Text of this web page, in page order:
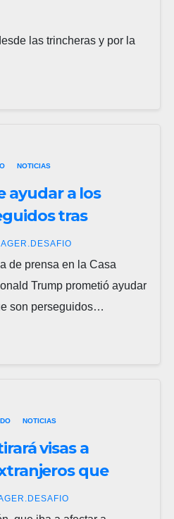
las trincheras y por la
NOTICIAS
ayudar a los
tras
Oriente, «Es un
de prensa en la Casa
Trump prometió ayudar
son perseguidos…
NOTICIAS
visas a
que
linea